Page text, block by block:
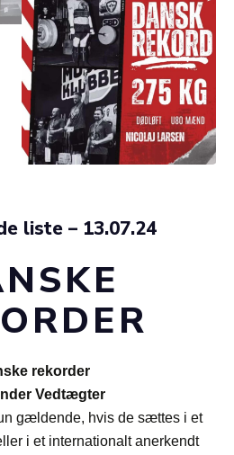
liste – 13.07.24
rekorder
Vedtægter
gældende, hvis de sættes i et
i et internationalt anerkendt